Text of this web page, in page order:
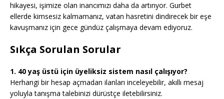
hikayesi, işimize olan inancımızı daha da artırıyor. Gurbet
ellerde kimsesiz kalmamanız, vatan hasretini dindirecek bir eşe
kavuşmanız için gece gündüz çalışmaya devam ediyoruz.
Sıkça Sorulan Sorular
1. 40 yaş üstü için üyeliksiz sistem nasıl çalışıyor?
Herhangi bir hesap açmadan ilanları inceleyebilir, akıllı mesaj
yoluyla tanışma talebinizi dürüstçe iletebilirsiniz.